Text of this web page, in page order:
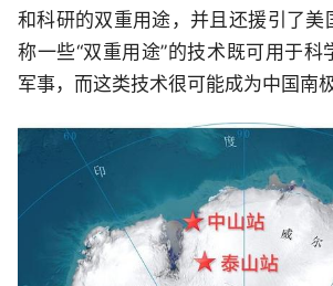
和科研的双重用途，并且还援引了美
称一些“双重用途”的技术既可用于科
军事，而这类技术很可能成为中国南